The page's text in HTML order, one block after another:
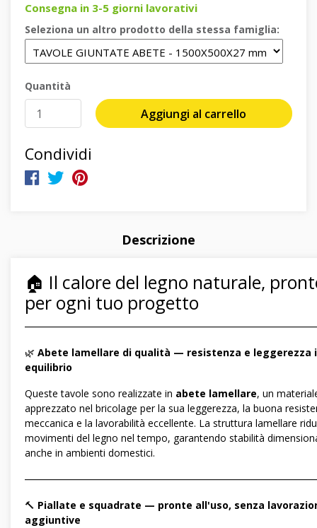
Consegna in 3-5 giorni lavorativi
Seleziona un altro prodotto della stessa famiglia:
Quantità
Aggiungi al carrello
Condividi
Descrizione
🏠 Il calore del legno naturale,
per ogni tuo progetto
🌿 Abete lamellare di qualità — resistenza e leggerezza
equilibrio
Queste tavole sono realizzate in abete lamellare, un
apprezzato nel bricolage per la sua leggerezza, la buona
meccanica e la lavorabilità eccellente. La struttura lamellare
movimenti del legno nel tempo, garantendo stabilità
anche in ambienti domestici.
🔨 Piallate e squadrate — pronte all'uso, senza
aggiuntive